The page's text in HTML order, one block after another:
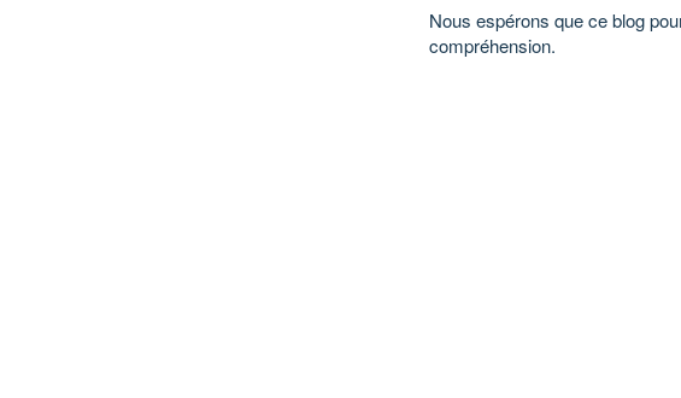
Nous espérons que ce blog
compréhension.